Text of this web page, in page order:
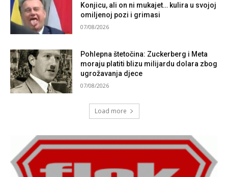
Konjicu, ali on ni mukajet… kulira u svojoj
omiljenoj pozi i grimasi
07/08/2026
Pohlepna štetočina: Zuckerberg i Meta
moraju platiti blizu milijardu dolara zbog
ugrožavanja djece
07/08/2026
Load more